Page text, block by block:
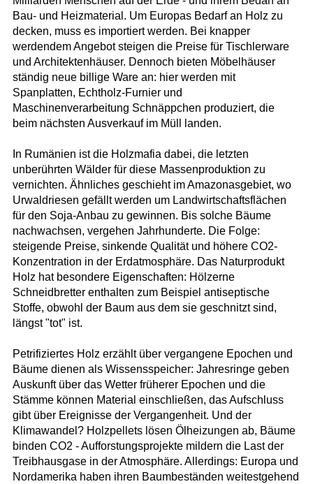
Bau- und Heizmaterial. Um Europas Bedarf an Holz zu
decken, muss es importiert werden. Bei knapper
werdendem Angebot steigen die Preise für Tischlerware
und Architektenhäuser. Dennoch bieten Möbelhäuser
ständig neue billige Ware an: hier werden mit
Spanplatten, Echtholz-Furnier und
Maschinenverarbeitung Schnäppchen produziert, die
beim nächsten Ausverkauf im Müll landen.
In Rumänien ist die Holzmafia dabei, die letzten
unberührten Wälder für diese Massenproduktion zu
vernichten. Ähnliches geschieht im Amazonasgebiet, wo
Urwaldriesen gefällt werden um Landwirtschaftsflächen
für den Soja-Anbau zu gewinnen. Bis solche Bäume
nachwachsen, vergehen Jahrhunderte. Die Folge:
steigende Preise, sinkende Qualität und höhere CO2-
Konzentration in der Erdatmosphäre. Das Naturprodukt
Holz hat besondere Eigenschaften: Hölzerne
Schneidbretter enthalten zum Beispiel antiseptische
Stoffe, obwohl der Baum aus dem sie geschnitzt sind,
längst "tot" ist.
Petrifiziertes Holz erzählt über vergangene Epochen und
Bäume dienen als Wissensspeicher: Jahresringe geben
Auskunft über das Wetter früherer Epochen und die
Stämme können Material einschließen, das Aufschluss
gibt über Ereignisse der Vergangenheit. Und der
Klimawandel? Holzpellets lösen Ölheizungen ab, Bäume
binden CO2 - Aufforstungsprojekte mildern die Last der
Treibhausgase in der Atmosphäre. Allerdings: Europa und
Nordamerika haben ihren Baumbeständen weitestgehend